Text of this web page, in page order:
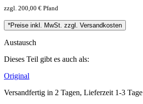
zzgl. 200,00 € Pfand
*Preise inkl. MwSt. zzgl. Versandkosten
Austausch
Dieses Teil gibt es auch als:
Original
Versandfertig in 2 Tagen, Lieferzeit 1-3 Tage